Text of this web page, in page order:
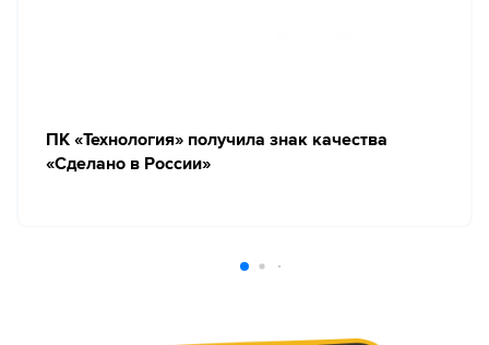
ПК «Технология» получила знак качества
«Сделано в России»